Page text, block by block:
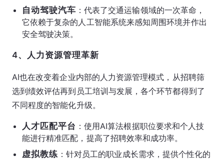
自动驾驶汽车 ：代表了交通运输领域的一次革命，
它依赖于复杂的人工智能系统来感知周围环境并作出
安全驾驶决策。
4、人力资源管理革新
AI也在改变着企业内部的人力资源管理模式，从招聘筛
选到绩效评估再到员工培训与发展，各个环节都得到了
不同程度的智能化升级。
人才匹配平台 ：使用AI算法根据职位要求和个人技
能进行精准匹配，提高了招聘效率和成功率。
虚拟教练 ：针对员工的职业成长需求，提供个性化的